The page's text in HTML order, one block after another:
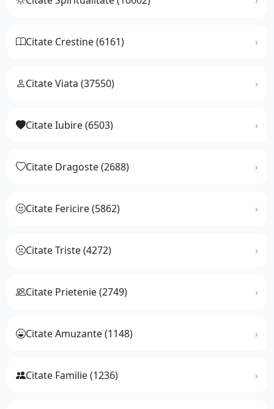
Citate Crestine (6161)
Citate Viata (37550)
Citate Iubire (6503)
Citate Dragoste (2688)
Citate Fericire (5862)
Citate Triste (4272)
Citate Prietenie (2749)
Citate Amuzante (1148)
Citate Familie (1236)